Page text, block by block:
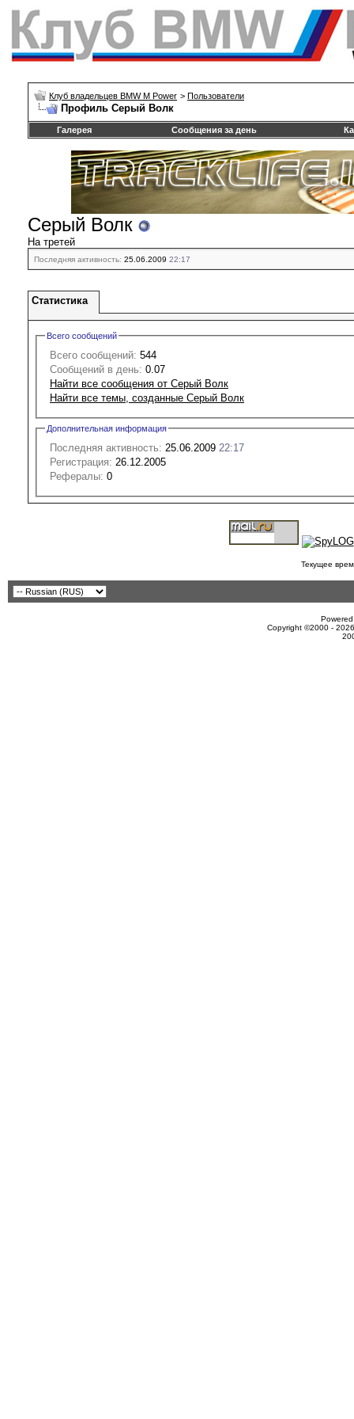
Клуб владельцев BMW M Power > Пользователи
Профиль Серый Волк
Галерея Сообщения за день
Серый Волк
На третей
Последняя активность: 25.06.2009 22:17
Статистика
Всего сообщений
Всего сообщений: 544
Сообщений в день: 0.07
Найти все сообщения от Серый Волк
Найти все темы, созданные Серый Волк
Дополнительная информация
Последняя активность: 25.06.2009 22:17
Регистрация: 26.12.2005
Рефералы: 0
Текущее
Copyright ©2000 -